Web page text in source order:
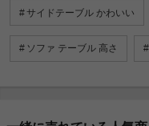
サイドテーブル かわいい
ソファ テーブル 高さ